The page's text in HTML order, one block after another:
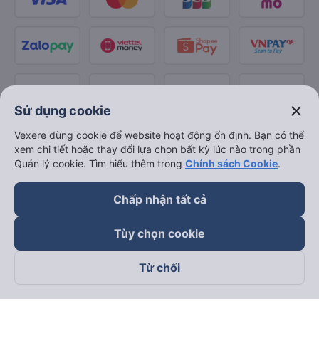
Theo dõi chúng tôi trên
Sử dụng cookie close
Vexere dùng cookie để website hoạt động ổn định. Bạn có thể
xem chi tiết hoặc thay đổi lựa chọn bất kỳ lúc nào trong phần
Quản lý cookie. Tìm hiểu thêm trong Chính sách Cookie.
Chấp nhận tất cả
Tùy chọn cookie
Từ chối